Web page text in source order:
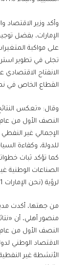
وأكد وزير الاقتصاد
الإمارات، بفضل
على مواكبة
تجلى في تطوير
الانفتاح
القطاع الخاص في
وقال: «تعكس
للدولة، وكفاءة
كما تؤكد ثبات
الصناعات الوطنية
لرؤية (نحن الإمارات 2031)».
من جهتها، أكدت
منصور أهلي، أن
الاقتصاد الوطني
الأنشطة غير